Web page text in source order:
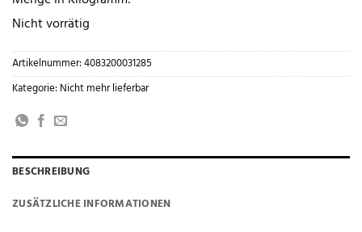
Nicht vorrätig
Artikelnummer:4083200031285
Kategorie: Nicht mehr lieferbar
BESCHREIBUNG
ZUSÄTZLICHE INFORMATIONEN